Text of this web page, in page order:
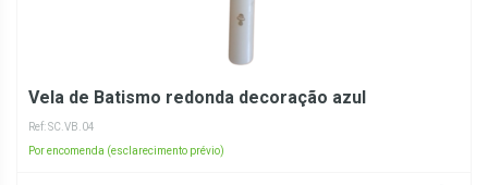
Vela de Batismo redonda decoração azul
Ref: SC.VB.04
Por encomenda (esclarecimento prévio)